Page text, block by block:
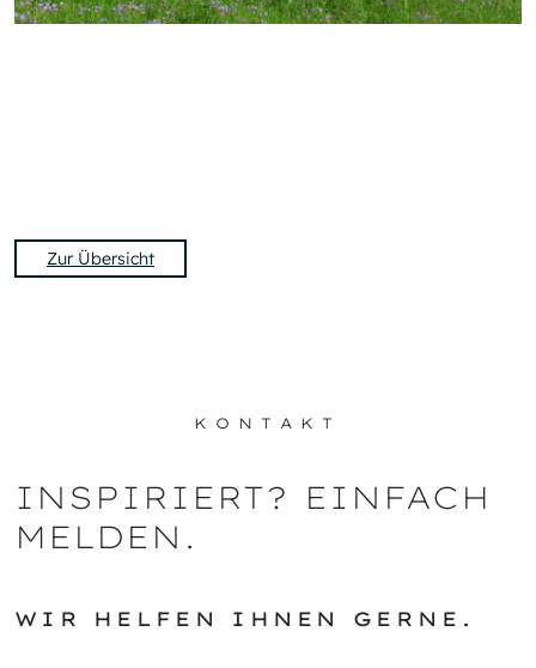
Zur Übersicht
KONTAKT
INSPIRIERT? EINFACH
MELDEN.
WIR HELFEN IHNEN GERNE.